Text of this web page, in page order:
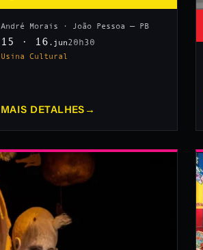
André Morais · João Pessoa — PB
15 · 16 .jun20h30
Usina Cultural
MAIS DETALHES →